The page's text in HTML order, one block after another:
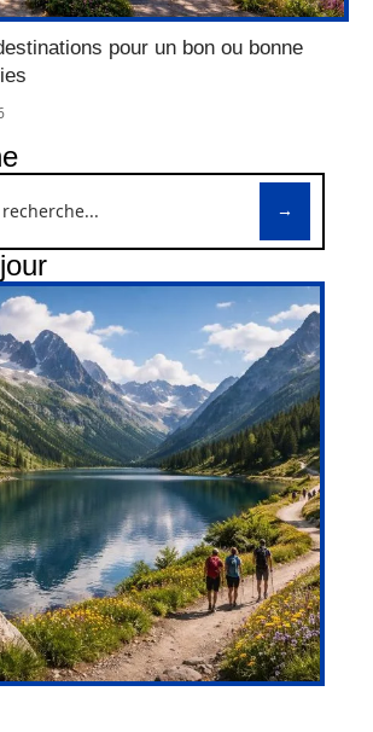
pour un bon ou bonne